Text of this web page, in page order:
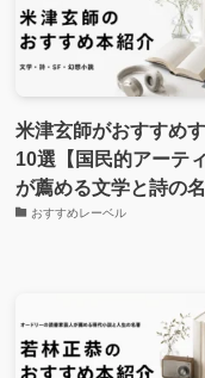
米津玄師がおすすめ
10選【国民的アーテ
が薦める文学と詩の名
おすすめレーベル